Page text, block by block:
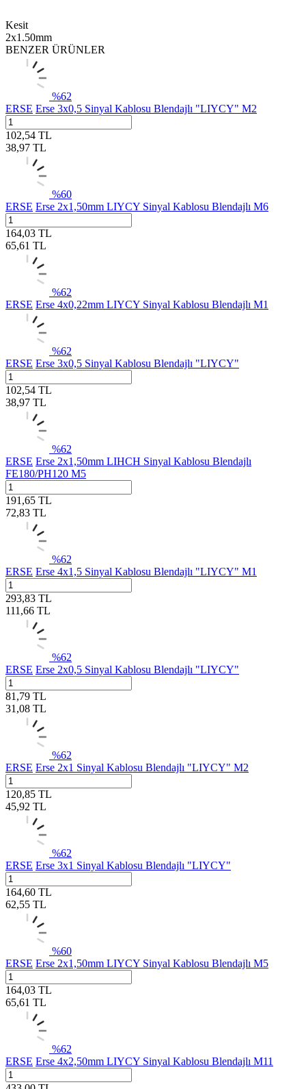
Kesit
2x1.50mm
BENZER ÜRÜNLER
%62
ERSE Erse 3x0,5 Sinyal Kablosu Blendajlı "LIYCY" M2
102,54 TL
38,97 TL
%60
ERSE Erse 2x1,50mm LIYCY Sinyal Kablosu Blendajlı M6
164,03 TL
65,61 TL
%62
ERSE Erse 4x0,22mm LIYCY Sinyal Kablosu Blendajlı M1
%62
ERSE Erse 3x0,5 Sinyal Kablosu Blendajlı "LIYCY"
102,54 TL
38,97 TL
%62
ERSE Erse 2x1,50mm LIHCH Sinyal Kablosu Blendajlı
FE180/PH120 M5
191,65 TL
72,83 TL
%62
ERSE Erse 4x1,5 Sinyal Kablosu Blendajlı "LIYCY" M1
293,83 TL
111,66 TL
%62
ERSE Erse 2x0,5 Sinyal Kablosu Blendajlı "LIYCY"
81,79 TL
31,08 TL
%62
ERSE Erse 2x1 Sinyal Kablosu Blendajlı "LIYCY" M2
120,85 TL
45,92 TL
%62
ERSE Erse 3x1 Sinyal Kablosu Blendajlı "LIYCY"
164,60 TL
62,55 TL
%60
ERSE Erse 2x1,50mm LIYCY Sinyal Kablosu Blendajlı M5
164,03 TL
65,61 TL
%62
ERSE Erse 4x2,50mm LIYCY Sinyal Kablosu Blendajlı M11